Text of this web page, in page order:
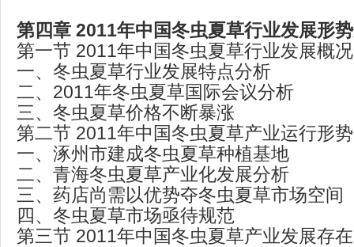
第四章 2011年中国冬虫夏草行业发展形
第一节 2011年中国冬虫夏草行业发展概
一、冬虫夏草行业发展特点分析
二、2011年冬虫夏草国际会议分析
三、冬虫夏草价格不断暴涨
第二节 2011年中国冬虫夏草产业运行形
一、涿州市建成冬虫夏草种植基地
二、青海冬虫夏草产业化发展分析
三、药店尚需以优势夺冬虫夏草市场空间
四、冬虫夏草市场亟待规范
第三节 2011年中国冬虫夏草产业发展存